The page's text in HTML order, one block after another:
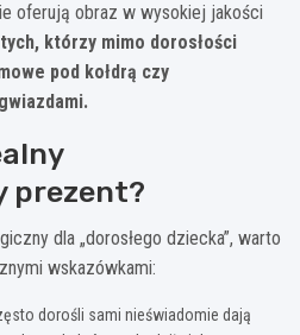
oferują obraz w wysokiej jakości
którzy mimo dorosłości
pod kołdrą czy
prezent?
dla „dorosłego dziecka”, warto
wskazówkami:
dorośli sami nieświadomie dają